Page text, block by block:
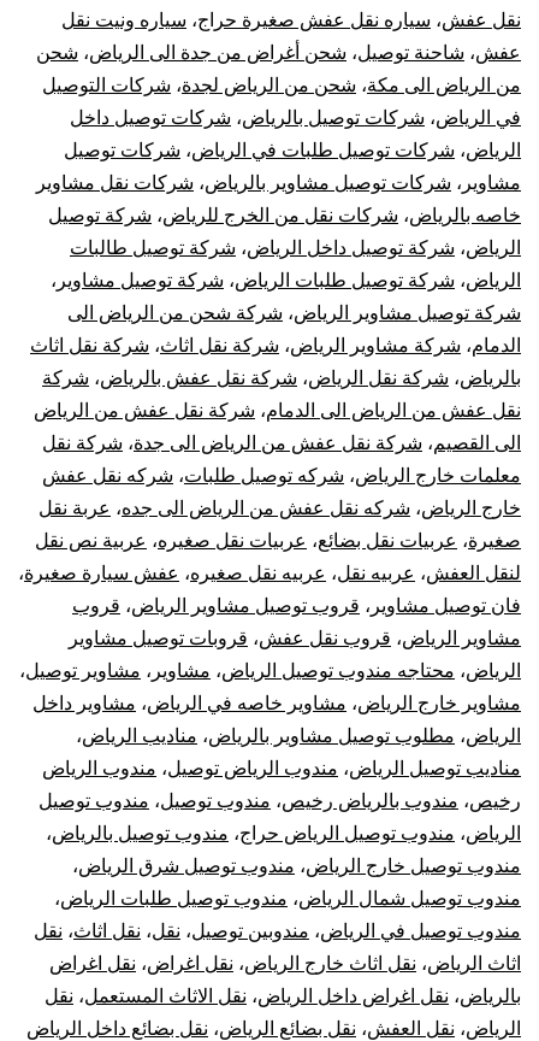
نقل عفش، سياره نقل عفش صغيرة حراج، سياره ونيت نقل
عفش، شاحنة توصيل، شحن أغراض من جدة الى الرياض، شحن
من الرياض الى مكة، شحن من الرياض لجدة، شركات التوصيل
في الرياض، شركات توصيل بالرياض، شركات توصيل داخل
الرياض، شركات توصيل طلبات في الرياض، شركات توصيل
مشاوير ، شركات توصيل مشاوير بالرياض، شركات نقل مشاوير
خاصه بالرياض، شركات نقل من الخرج للرياض، شركة توصيل
الرياض، شركة توصيل داخل الرياض، شركة توصيل طالبات
الرياض، شركة توصيل طلبات الرياض، شركة توصيل مشاوير ،
شركة توصيل مشاوير الرياض، شركة شحن من الرياض الى
الدمام، شركة مشاوير الرياض، شركة نقل اثاث، شركة نقل اثاث
بالرياض، شركة نقل الرياض، شركة نقل عفش بالرياض، شركة
نقل عفش من الرياض الى الدمام، شركة نقل عفش من الرياض
الى القصيم، شركة نقل عفش من الرياض الى جدة، شركة نقل
معلمات خارج الرياض، شركه توصيل طلبات، شركه نقل عفش
خارج الرياض، شركه نقل عفش من الرياض الى جده، عربة نقل
صغيرة، عربيات نقل بضائع، عربيات نقل صغيره، عربية نص نقل
لنقل العفش، عربيه نقل، عربيه نقل صغيره، عفش سيارة صغيرة،
فان توصيل مشاوير ، قروب توصيل مشاوير الرياض، قروب
مشاوير الرياض، قروب نقل عفش، قروبات توصيل مشاوير
الرياض، محتاجه مندوب توصيل الرياض، مشاوير ، مشاوير توصيل،
مشاوير خارج الرياض، مشاوير خاصه في الرياض، مشاوير داخل
الرياض، مطلوب توصيل مشاوير بالرياض، مناديب الرياض،
مناديب توصيل الرياض، مندوب الرياض توصيل، مندوب الرياض
رخيص، مندوب بالرياض رخيص، مندوب توصيل، مندوب توصيل
الرياض، مندوب توصيل الرياض حراج، مندوب توصيل بالرياض،
مندوب توصيل خارج الرياض، مندوب توصيل شرق الرياض،
مندوب توصيل شمال الرياض، مندوب توصيل طلبات الرياض،
مندوب توصيل في الرياض، مندوبين توصيل، نقل، نقل اثاث، نقل
اثاث الرياض، نقل اثاث خارج الرياض، نقل اغراض، نقل اغراض
بالرياض، نقل اغراض داخل الرياض، نقل الاثاث المستعمل، نقل
الرياض، نقل العفش، نقل بضائع الرياض، نقل بضائع داخل الرياض